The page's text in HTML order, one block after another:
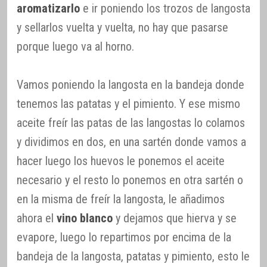
aromatizarlo e ir poniendo los trozos de langosta
y sellarlos vuelta y vuelta, no hay que pasarse
porque luego va al horno.
Vamos poniendo la langosta en la bandeja donde
tenemos las patatas y el pimiento. Y ese mismo
aceite freír las patas de las langostas lo colamos
y dividimos en dos, en una sartén donde vamos a
hacer luego los huevos le ponemos el aceite
necesario y el resto lo ponemos en otra sartén o
en la misma de freír la langosta, le añadimos
ahora el vino blanco y dejamos que hierva y se
evapore, luego lo repartimos por encima de la
bandeja de la langosta, patatas y pimiento, esto le